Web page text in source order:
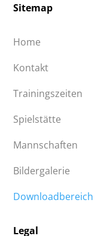
Sitemap
Home
Kontakt
Trainingszeiten
Spielstätte
Mannschaften
Bildergalerie
Downloadbereich
Legal